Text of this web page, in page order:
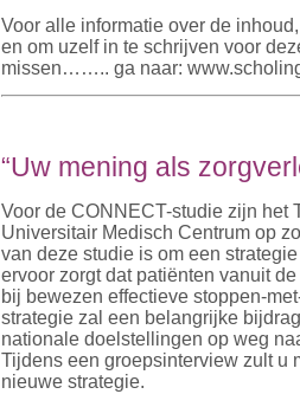
Voor alle informatie over de
en om uzelf in te schrijven voor
missen…….. ga naar:
“Uw mening als
Voor de CONNECT-studie zijn het
Universitair Medisch Centrum op
van deze studie is om een
ervoor zorgt dat patiënten vanuit
bij bewezen effectieve stoppen-
strategie zal een belangrijke
nationale doelstellingen op weg
Tijdens een groepsinterview zult u
nieuwe strategie.